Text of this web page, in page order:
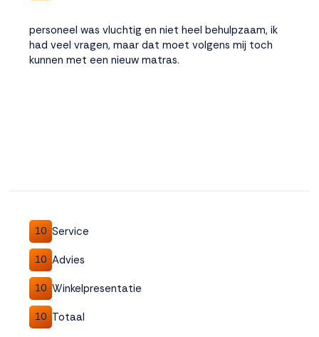
personeel was vluchtig en niet heel behulpzaam, ik
had veel vragen, maar dat moet volgens mij toch
kunnen met een nieuw matras.
10 Service
10 Advies
10 Winkelpresentatie
10 Totaal